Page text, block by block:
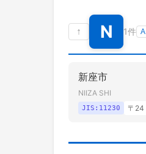
↑ N 1件 A
新座市
NIIZA SHI
JIS: 11230 〒 24